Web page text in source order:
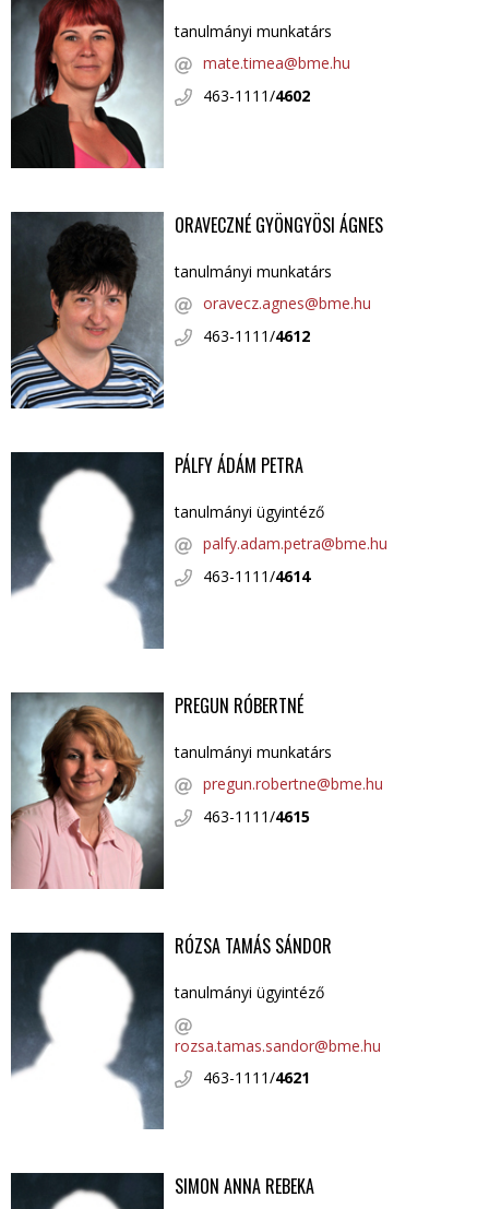
tanulmányi munkatárs
mate.timea@bme.hu
463-1111/4602
ORAVECZNÉ GYÖNGYÖSI ÁGNES
tanulmányi munkatárs
oravecz.agnes@bme.hu
463-1111/4612
PÁLFY ÁDÁM PETRA
tanulmányi ügyintéző
palfy.adam.petra@bme.hu
463-1111/4614
PREGUN RÓBERTNÉ
tanulmányi munkatárs
pregun.robertne@bme.hu
463-1111/4615
RÓZSA TAMÁS SÁNDOR
tanulmányi ügyintéző
rozsa.tamas.sandor@bme.hu
463-1111/4621
SIMON ANNA REBEKA